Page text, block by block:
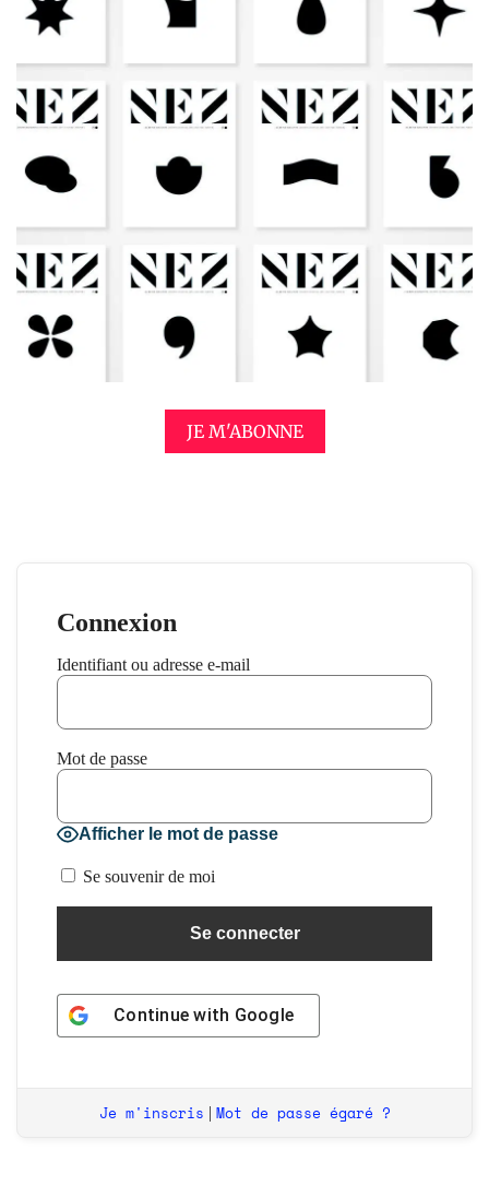
JE M'ABONNE
Connexion
Identifiant ou adresse e-mail
Mot de passe
Afficher le mot de passe
Se souvenir de moi
Continue with Google
Je m'inscris Mot de passe égaré ?